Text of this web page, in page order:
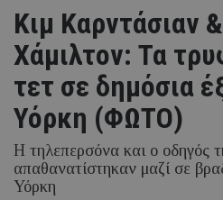
Κιμ Καρντάσιαν
Χάμιλτον: Τα
τετ σε δημόσια
Υόρκη (ΦΩΤΟ)
Η τηλεπερσόνα και ο οδηγός
απαθανατίστηκαν μαζί σε
Υόρκη